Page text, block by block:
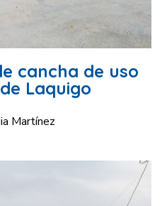
cancha de uso
Laquigo
Martínez